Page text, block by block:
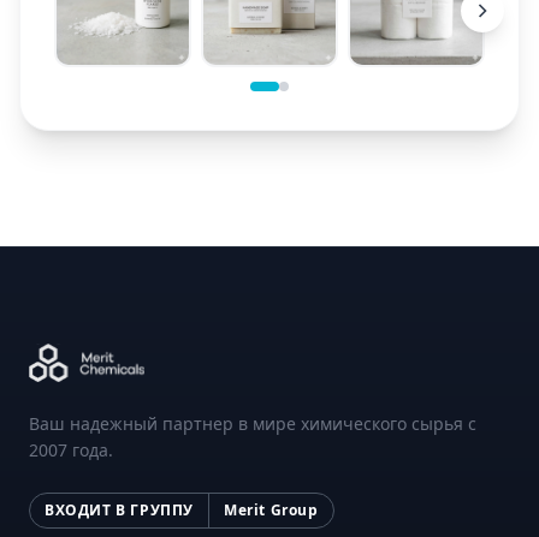
Ваш надежный партнер в мире химического сырья с
2007 года.
ВХОДИТ В ГРУППУ Merit Group